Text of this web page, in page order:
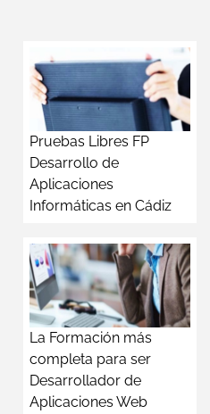
Pruebas Libres FP
Desarrollo de
Aplicaciones
Informáticas en Cádiz
La Formación más
completa para ser
Desarrollador de
Aplicaciones Web